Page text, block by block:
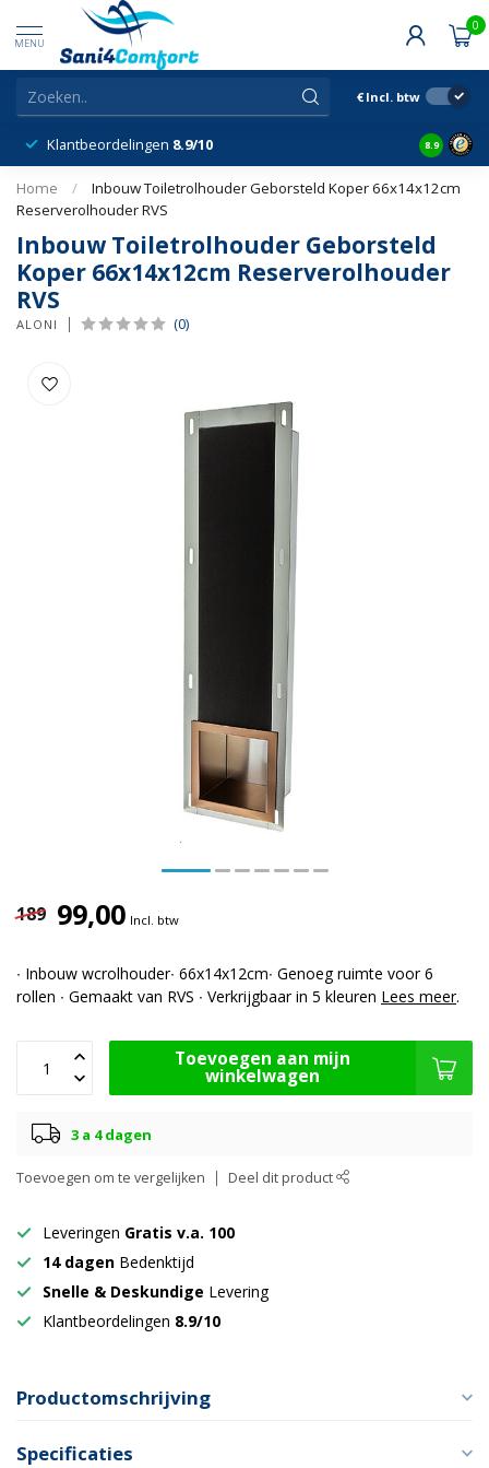
MENU
0
€ Incl. btw
Klantbeordelingen 8.9/10 8.9
Home /
Inbouw Toiletrolhouder Geborsteld Koper 66x14x12cm
Reserverolhouder RVS
Inbouw Toiletrolhouder Geborsteld
Koper 66x14x12cm Reserverolhouder
RVS
ALONI (0)
189 99,00 Incl. btw
∙ Inbouw wcrolhouder∙ 66x14x12cm∙ Genoeg ruimte voor 6
rollen ∙ Gemaakt van RVS ∙ Verkrijgbaar in 5 kleuren Lees meer.
Toevoegen aan mijn
winkelwagen
3 a 4 dagen
Toevoegen om te vergelijken Deel dit product
Leveringen Gratis v.a. 100
14 dagen Bedenktijd
Snelle & Deskundige Levering
Klantbeordelingen 8.9/10
Productomschrijving
Specificaties